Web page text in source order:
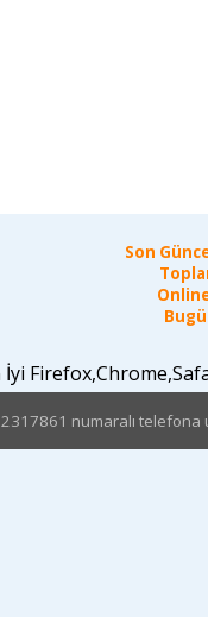
Son
İyi
numaralı telefona